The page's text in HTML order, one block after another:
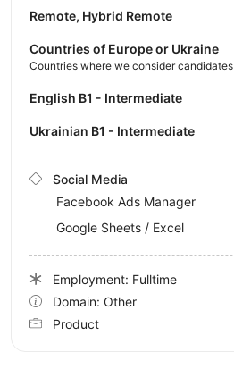
Remote, Hybrid Remote
Countries of Europe or Ukraine
Countries where we consider candidates
English B1 - Intermediate
Ukrainian B1 - Intermediate
Social Media
Facebook Ads Manager
Google Sheets / Excel
Employment: Fulltime
Domain: Other
Product